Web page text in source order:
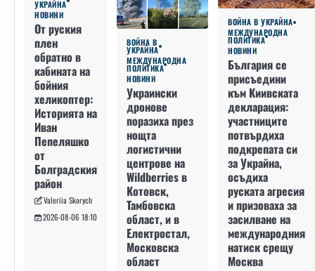
УКРАЙНА
НОВИНИ
От руския
плен
обратно в
кабината на
бойния
хеликоптер:
Историята на
Иван
Пепеляшко
от
Болградския
район
Valeriia Skorych
2026-08-06 18:10
ВОЙНА В
УКРАЙНА
МЕЖДУНАРОДНА
ПОЛИТИКА
НОВИНИ
Украински
дронове
поразиха през
нощта
логистични
центрове на
Wildberries в
Котовск,
Тамбовска
област, и в
Електростал,
Московска
област
ВОЙНА В УКРАЙНА
МЕЖДУНАРОДНА
ПОЛИТИКА
НОВИНИ
България се
присъедини
към Киивската
декларация:
участниците
потвърдиха
подкрепата си
за Украйна,
осъдиха
руската агресия
и призоваха за
засилване на
международния
натиск срещу
Москва